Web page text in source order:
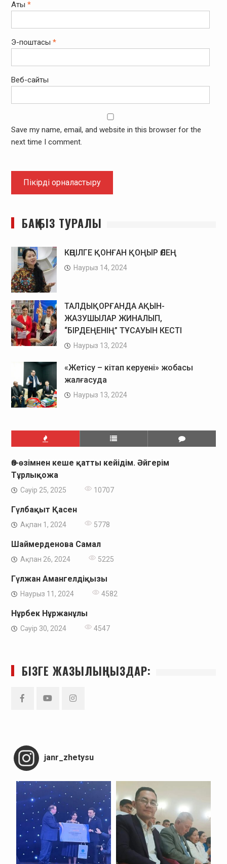
Аты *
Э-поштасы *
Веб-сайты
Save my name, email, and website in this browser for the
next time I comment.
БАҚ БІЗ ТУРАЛЫ
КӨҢІЛГЕ ҚОНҒАН ҚОҢЫР ӨЛЕҢ
Наурыз 14, 2024
ТАЛДЫҚОРҒАНДА АҚЫН-
ЖАЗУШЫЛАР ЖИНАЛЫП,
“БІРДЕҢЕНІҢ” ТҰСАУЫН КЕСТІ
Наурыз 13, 2024
«Жетісу – кітап керуені» жобасы
жалғасуда
Наурыз 13, 2024
Өз-өзімнен кеше қатты кейідім. Әйгерім
Тұрлықожа
Сәуір 25, 2025 10707
Гүлбақыт Қасен
Ақпан 1, 2024 5778
Шаймерденова Самал
Ақпан 26, 2024 5225
Гүлжан Амангелдіқызы
Наурыз 11, 2024 4582
Нұрбек Нұржанұлы
Сәуір 30, 2024 4547
БІЗГЕ ЖАЗЫЛЫҢЫЗДАР:
janr_zhetysu